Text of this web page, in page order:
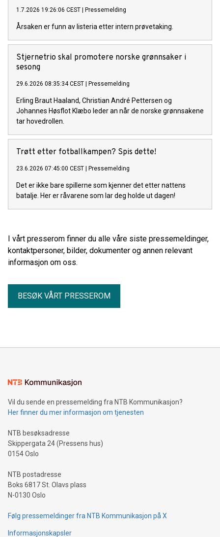
1.7.2026 19:26:06 CEST Pressemelding
Årsaken er funn av listeria etter intern prøvetaking.
Stjernetrio skal promotere norske grønnsaker i
sesong
29.6.2026 08:35:34 CEST Pressemelding
Erling Braut Haaland, Christian André Pettersen og
Johannes Høsflot Klæbo leder an når de norske grønnsakene
tar hovedrollen.
Trøtt etter fotballkampen? Spis dette!
23.6.2026 07:45:00 CEST Pressemelding
Det er ikke bare spillerne som kjenner det etter nattens
batalje. Her er råvarene som lar deg holde ut dagen!
I vårt presserom finner du alle våre siste pressemeldinger,
kontaktpersoner, bilder, dokumenter og annen relevant
informasjon om oss.
BESØK VÅRT PRESSEROM
Vil du sende en pressemelding fra NTB Kommunikasjon?
Her finner du mer informasjon om tjenesten
NTB besøksadresse
Skippergata 24 (Pressens hus)
0154 Oslo
NTB postadresse
Boks 6817 St. Olavs plass
N-0130 Oslo
Følg pressemeldinger fra NTB Kommunikasjon på X
Informasjonskapsler